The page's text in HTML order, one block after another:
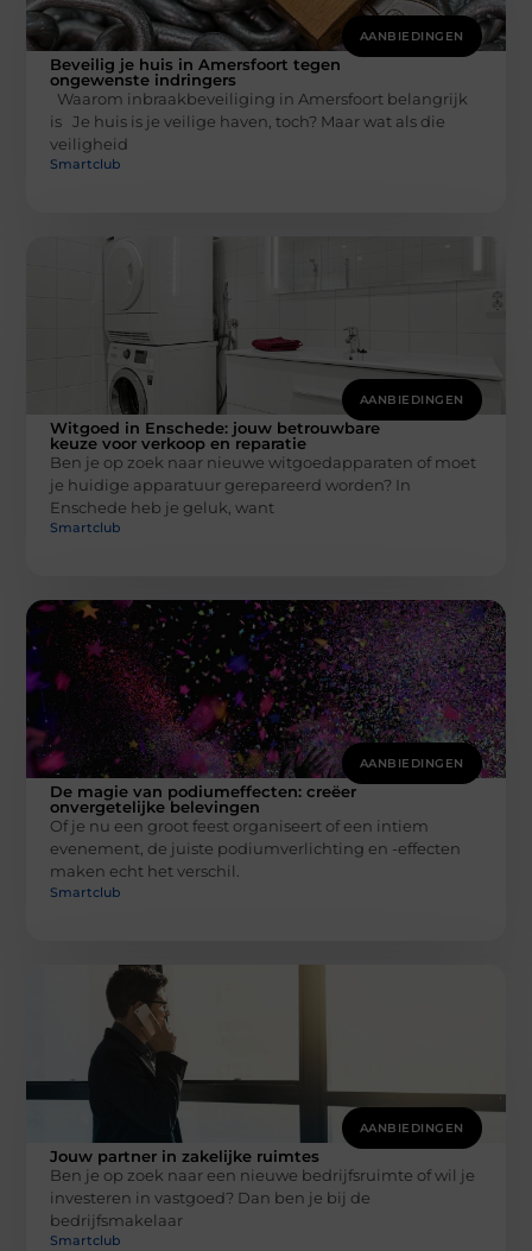
AANBIEDINGEN
Beveilig je huis in Amersfoort tegen
ongewenste indringers
Waarom inbraakbeveiliging in Amersfoort belangrijk
is Je huis is je veilige haven, toch? Maar wat als die
veiligheid
Smartclub
AANBIEDINGEN
Witgoed in Enschede: jouw betrouwbare
keuze voor verkoop en reparatie
Ben je op zoek naar nieuwe witgoedapparaten of moet
je huidige apparatuur gerepareerd worden? In
Enschede heb je geluk, want
Smartclub
AANBIEDINGEN
De magie van podiumeffecten: creëer
onvergetelijke belevingen
Of je nu een groot feest organiseert of een intiem
evenement, de juiste podiumverlichting en -effecten
maken echt het verschil.
Smartclub
AANBIEDINGEN
Jouw partner in zakelijke ruimtes
Ben je op zoek naar een nieuwe bedrijfsruimte of wil je
investeren in vastgoed? Dan ben je bij de
bedrijfsmakelaar
Smartclub